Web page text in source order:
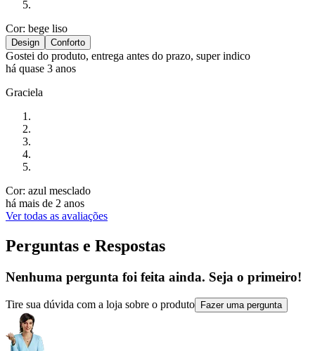
Cor: bege liso
Design Conforto
Gostei do produto, entrega antes do prazo, super indico
há quase 3 anos
Graciela
Cor: azul mesclado
há mais de 2 anos
Ver todas as avaliações
Perguntas e Respostas
Nenhuma pergunta foi feita ainda. Seja o primeiro!
Tire sua dúvida com a loja sobre o produto Fazer uma pergunta